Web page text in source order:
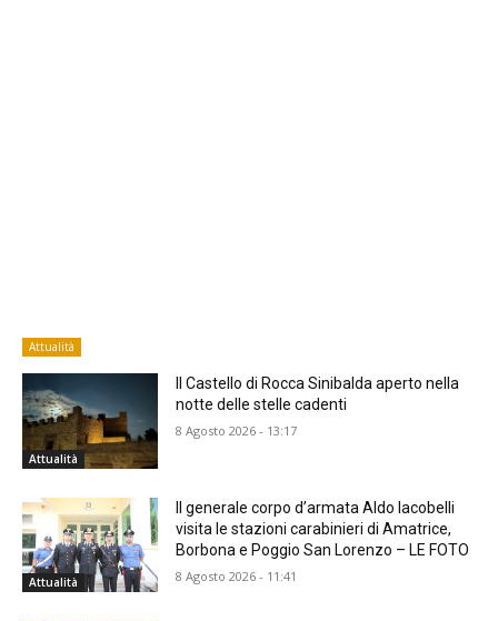
Attualità
Attualità
Il Castello di Rocca Sinibalda aperto nella
notte delle stelle cadenti
8 Agosto 2026 - 13:17
Attualità
Il generale corpo d’armata Aldo Iacobelli
visita le stazioni carabinieri di Amatrice,
Borbona e Poggio San Lorenzo – LE FOTO
8 Agosto 2026 - 11:41